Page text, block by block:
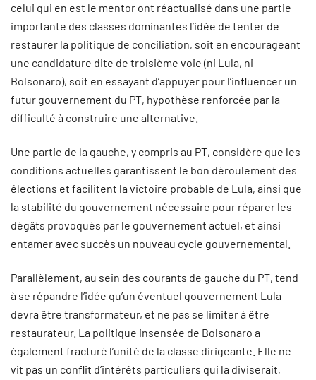
celui qui en est le mentor ont réactualisé dans une partie
importante des classes dominantes l’idée de tenter de
restaurer la politique de conciliation, soit en encourageant
une candidature dite de troisième voie (ni Lula, ni
Bolsonaro), soit en essayant d’appuyer pour l’influencer un
futur gouvernement du PT, hypothèse renforcée par la
difficulté à construire une alternative.
Une partie de la gauche, y compris au PT, considère que les
conditions actuelles garantissent le bon déroulement des
élections et facilitent la victoire probable de Lula, ainsi que
la stabilité du gouvernement nécessaire pour réparer les
dégâts provoqués par le gouvernement actuel, et ainsi
entamer avec succès un nouveau cycle gouvernemental.
Parallèlement, au sein des courants de gauche du PT, tend
à se répandre l’idée qu’un éventuel gouvernement Lula
devra être transformateur, et ne pas se limiter à être
restaurateur. La politique insensée de Bolsonaro a
également fracturé l’unité de la classe dirigeante. Elle ne
vit pas un conflit d’intérêts particuliers qui la diviserait,